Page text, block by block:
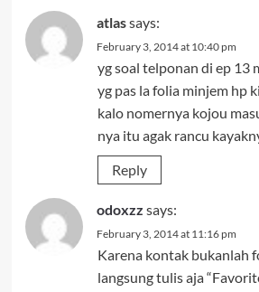
atlassays:
February 3, 2014 at 10:40 pm
yg soal telponan di ep 13
yg pas la folia minjem hp
kalo nomernya kojou
nya itu agak rancu
Reply
odoxzz says:
February 3, 2014 at 11:16 pm
Karena kontak bukanlah
langsung tulis aja